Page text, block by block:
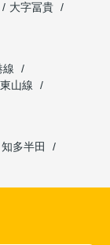
大字冨貴
線
山線
知多半田